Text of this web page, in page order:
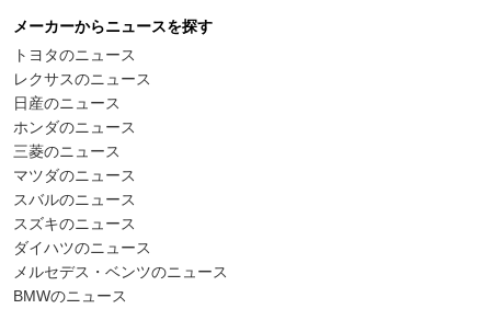
メーカーからニュースを探す
トヨタのニュース
レクサスのニュース
日産のニュース
ホンダのニュース
三菱のニュース
マツダのニュース
スバルのニュース
スズキのニュース
ダイハツのニュース
メルセデス・ベンツのニュース
BMWのニュース